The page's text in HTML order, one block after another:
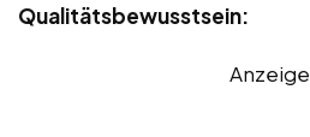
Qualitätsbewusstsein:
Anzeige